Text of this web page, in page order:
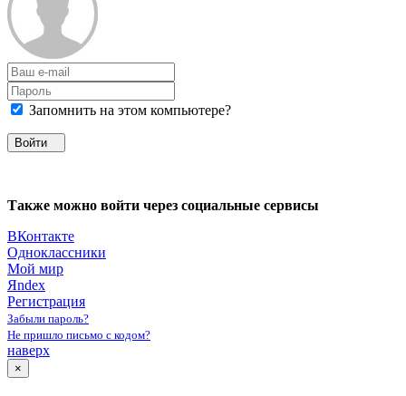
Запомнить на этом компьютере?
Войти
Также можно войти через социальные сервисы
ВКонтакте
Одноклассники
Мой мир
Яndex
Регистрация
Забыли пароль?
Не пришло письмо с кодом?
наверх
×